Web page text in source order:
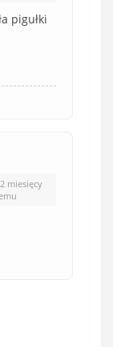
pigułki
2 miesięcy